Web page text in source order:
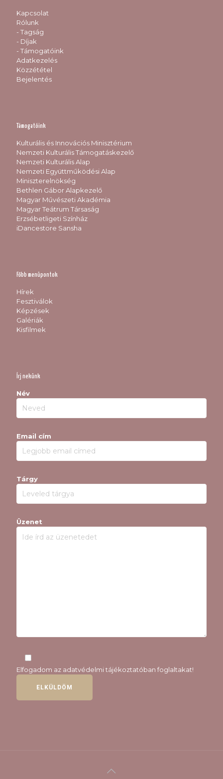
Kapcsolat
Rólunk
- Tagság
- Díjak
- Támogatóink
Adatkezelés
Közzététel
Bejelentés
Támogatóink
Kulturális és Innovációs Minisztérium
Nemzeti Kulturális Támogatáskezelő
Nemzeti Kulturális Alap
Nemzeti Együttműködési Alap
Miniszterelnökség
Bethlen Gábor Alapkezelő
Magyar Művészeti Akadémia
Magyar Teátrum Társaság
Erzsébetligeti Színház
iDancestore Sansha
Főbb menüpontok
Hírek
Fesztiválok
Képzések
Galériák
Kisfilmek
Írj nekünk
Név
Email cím
Tárgy
Üzenet
Elfogadom az adatvédelmi tájékoztatóban foglaltakat!